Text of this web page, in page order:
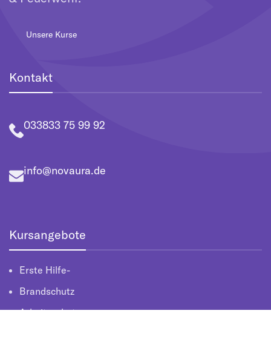
Unsere Kurse
Kontakt
033833 75 99 92
info@novaura.de
Kursangebote
Erste Hilfe-
Brandschutz
Arbeitsschutz